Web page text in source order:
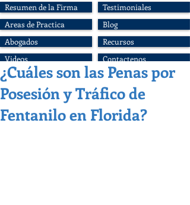
Resumen de la Firma
Areas de Practica
Abogados
Videos
Testimoniales
Blog
Recursos
Contactenos
¿Cuáles son las Penas por
Posesión y Tráfico de
Fentanilo en Florida?